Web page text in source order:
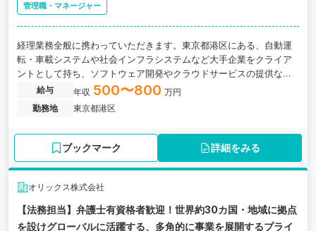
管理職・マネージャー
経理業務全般に携わっていただきます。東京都港区にある、自動運
転・車載システムや社会インフラシステムなど大手企業をクライア
ントとして持ち、ソフトウェア開発やクラウドサービスの提供など
のSIerサービスを展開するプライム上場企業
給与 年収 500〜800 万円
勤務地
東京都港区
ブックマーク 詳細をみる
オリックス株式会社
【法務担当】弁護士有資格者歓迎！世界約30カ国・地域に拠点
を設けグローバルに活躍する、多角的に事業を展開するプライ